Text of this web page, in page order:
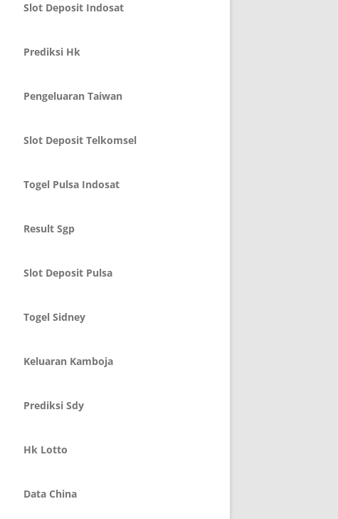
Slot Deposit Indosat
Prediksi Hk
Pengeluaran Taiwan
Slot Deposit Telkomsel
Togel Pulsa Indosat
Result Sgp
Slot Deposit Pulsa
Togel Sidney
Keluaran Kamboja
Prediksi Sdy
Hk Lotto
Data China